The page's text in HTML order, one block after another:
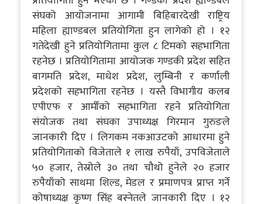
संघको आयोजनामा आगामी बिहिबारदेखी राष्ट्रिय
महिला ह्याण्डबल प्रतियोगिता हुन लागेको हो । १२
गतेदेखी हुने प्रतियोगितामा कुल ८ टिमको सहभागिता
रहनेछ । प्रतियोगितामा आयोजक गण्डकी प्रदेश सहित
बागमति प्रदेश, माधेश प्रदेश, लुम्बिनी र कर्णाली
प्रदेशको सहभागिता रहनेछ । यस्तै विभागीय कलब
एपीएफ र आर्मीको सहभागिता रहने प्रतियोगिता
संयोजक तथा संघका उपाध्यक्ष गिरमान गुरुङले
जानकारी दिए । लिगकम नकआउटको आधारमा हुने
प्रतियोगिताको विजेताले १ लाख रुपैयाँ, उपविजेताले
५० हजार, तेस्रोले ३० तथा चौथो हुनेले २० हजार
रुपैयाँको साथमा शिल्ड, मेडल र प्रमाणपत्र प्राप्त गर्ने
कोषाध्यक्ष कृष्ण सिंह बस्नेतले जानकारी दिए । १२